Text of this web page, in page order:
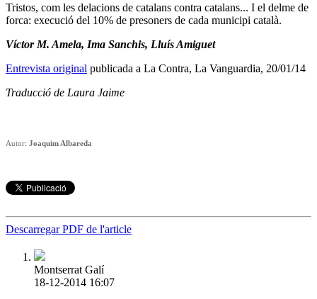
Tristos, com les delacions de catalans contra catalans... I el delme de
forca: execució del 10% de presoners de cada municipi català.
Víctor M. Amela, Ima Sanchis, Lluís Amiguet
Entrevista original publicada a La Contra, La Vanguardia, 20/01/14
Traducció de Laura Jaime
Autor: Joaquim Albareda
Descarregar PDF de l'article
Montserrat Galí
18-12-2014 16:07